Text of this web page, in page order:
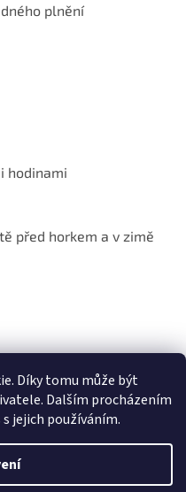
Díky tomu může být
Dalším procházením
jejich používáním.
plnění
hodinami
před horkem a v zimě